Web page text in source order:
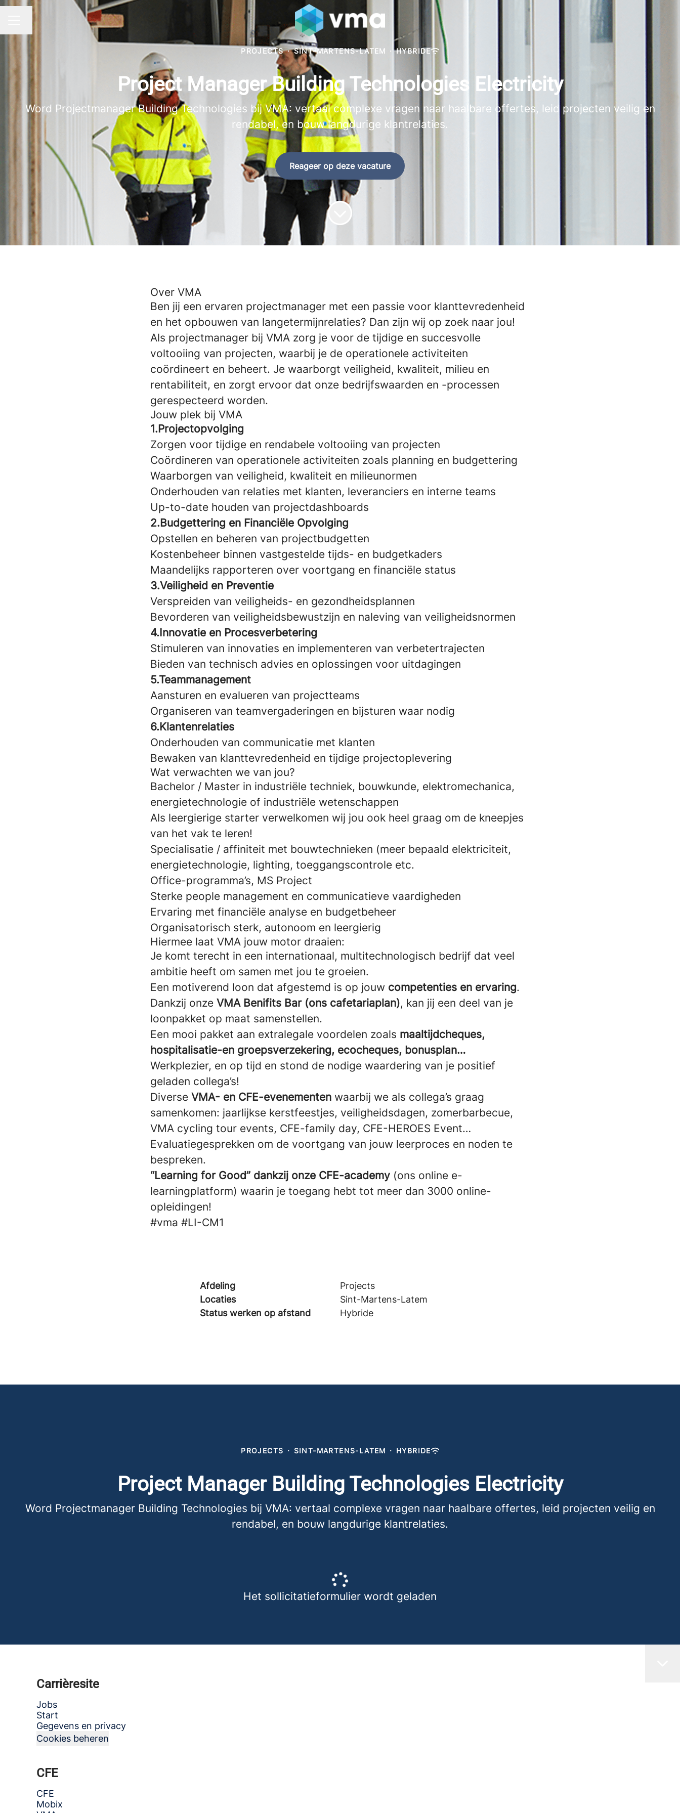
CARRIÈREMENU
Taal wijzigen
PROJECTS · SINT-MARTENS-LATEM · HYBRIDE
Project Manager Building Technologies Electricity
Word Projectmanager Building Technologies bij VMA: vertaal complexe vragen naar haalbare offertes, leid projecten veilig en
rendabel, en bouw langdurige klantrelaties.
Reageer op deze vacature
Over VMA
Ben jij een ervaren projectmanager met een passie voor klanttevredenheid
en het opbouwen van langetermijnrelaties? Dan zijn wij op zoek naar jou!
Als projectmanager bij VMA zorg je voor de tijdige en succesvolle
voltooiing van projecten, waarbij je de operationele activiteiten
coördineert en beheert. Je waarborgt veiligheid, kwaliteit, milieu en
rentabiliteit, en zorgt ervoor dat onze bedrijfswaarden en -processen
gerespecteerd worden.
Jouw plek bij VMA
1.Projectopvolging
Zorgen voor tijdige en rendabele voltooiing van projecten
Coördineren van operationele activiteiten zoals planning en budgettering
Waarborgen van veiligheid, kwaliteit en milieunormen
Onderhouden van relaties met klanten, leveranciers en interne teams
Up-to-date houden van projectdashboards
2.Budgettering en Financiële Opvolging
Opstellen en beheren van projectbudgetten
Kostenbeheer binnen vastgestelde tijds- en budgetkaders
Maandelijks rapporteren over voortgang en financiële status
3.Veiligheid en Preventie
Verspreiden van veiligheids- en gezondheidsplannen
Bevorderen van veiligheidsbewustzijn en naleving van veiligheidsnormen
4.Innovatie en Procesverbetering
Stimuleren van innovaties en implementeren van verbetertrajecten
Bieden van technisch advies en oplossingen voor uitdagingen
5.Teammanagement
Aansturen en evalueren van projectteams
Organiseren van teamvergaderingen en bijsturen waar nodig
6.Klantenrelaties
Onderhouden van communicatie met klanten
Bewaken van klanttevredenheid en tijdige projectoplevering
Wat verwachten we van jou?
Bachelor / Master in industriële techniek, bouwkunde, elektromechanica,
energietechnologie of industriële wetenschappen
Als leergierige starter verwelkomen wij jou ook heel graag om de kneepjes
van het vak te leren!
Specialisatie / affiniteit met bouwtechnieken (meer bepaald elektriciteit,
energietechnologie, lighting, toeggangscontrole etc.
Office-programma’s, MS Project
Sterke people management en communicatieve vaardigheden
Ervaring met financiële analyse en budgetbeheer
Organisatorisch sterk, autonoom en leergierig
Hiermee laat VMA jouw motor draaien:
Je komt terecht in een internationaal, multitechnologisch bedrijf dat veel
ambitie heeft om samen met jou te groeien.
Een motiverend loon dat afgestemd is op jouw competenties en ervaring.
Dankzij onze VMA Benifits Bar (ons cafetariaplan), kan jij een deel van je
loonpakket op maat samenstellen.
Een mooi pakket aan extralegale voordelen zoals maaltijdcheques,
hospitalisatie-en groepsverzekering, ecocheques, bonusplan…
Werkplezier, en op tijd en stond de nodige waardering van je positief
geladen collega’s!
Diverse VMA- en CFE-evenementen waarbij we als collega’s graag
samenkomen: jaarlijkse kerstfeestjes, veiligheidsdagen, zomerbarbecue,
VMA cycling tour events, CFE-family day, CFE-HEROES Event…
Evaluatiegesprekken om de voortgang van jouw leerproces en noden te
bespreken.
“Learning for Good” dankzij onze CFE-academy (ons online e-
learningplatform) waarin je toegang hebt tot meer dan 3000 online-
opleidingen!
#vma #LI-CM1
Afdeling
Projects
Locaties
Sint-Martens-Latem
Status werken op afstand
Hybride
PROJECTS · SINT-MARTENS-LATEM · HYBRIDE
Project Manager Building Technologies Electricity
Word Projectmanager Building Technologies bij VMA: vertaal complexe vragen naar haalbare offertes, leid projecten veilig en
rendabel, en bouw langdurige klantrelaties.
Het sollicitatieformulier wordt geladen
Carrièresite
Jobs
Start
Gegevens en privacy
Cookies beheren
CFE
CFE
Mobix